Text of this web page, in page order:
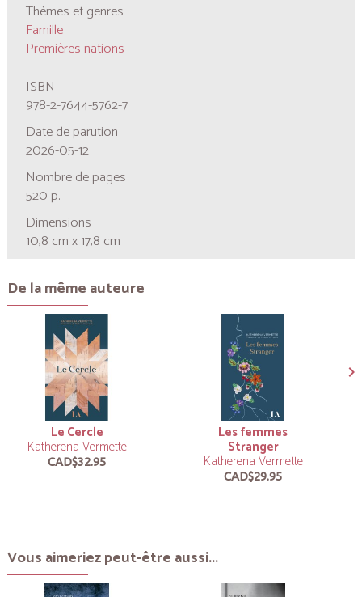
Thèmes et genres
Famille
Premières nations
ISBN
978-2-7644-5762-7
Date de parution
2026-05-12
Nombre de pages
520 p.
Dimensions
10,8 cm x 17,8 cm
De la même auteure
Le Cercle
Katherena Vermette
CAD$32.95
Les femmes
Stranger
Katherena Vermette
CAD$29.95
Vous aimeriez peut-être aussi...